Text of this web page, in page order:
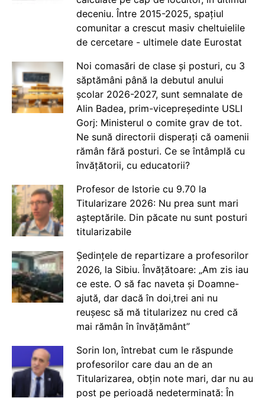
deceniu. Între 2015-2025, spațiul
comunitar a crescut masiv cheltuielile
de cercetare - ultimele date Eurostat
Noi comasări de clase și posturi, cu 3
săptămâni până la debutul anului
școlar 2026-2027, sunt semnalate de
Alin Badea, prim-vicepreședinte USLI
Gorj: Ministerul o comite grav de tot.
Ne sună directorii disperați că oamenii
rămân fără posturi. Ce se întâmplă cu
învățătorii, cu educatorii?
Profesor de Istorie cu 9.70 la
Titularizare 2026: Nu prea sunt mari
așteptările. Din păcate nu sunt posturi
titularizabile
Ședințele de repartizare a profesorilor
2026, la Sibiu. Învățătoare: „Am zis iau
ce este. O să fac naveta și Doamne-
ajută, dar dacă în doi,trei ani nu
reușesc să mă titularizez nu cred că
mai rămân în învățământ”
Sorin Ion, întrebat cum le răspunde
profesorilor care dau an de an
Titularizarea, obțin note mari, dar nu au
post pe perioadă nedeterminată: În